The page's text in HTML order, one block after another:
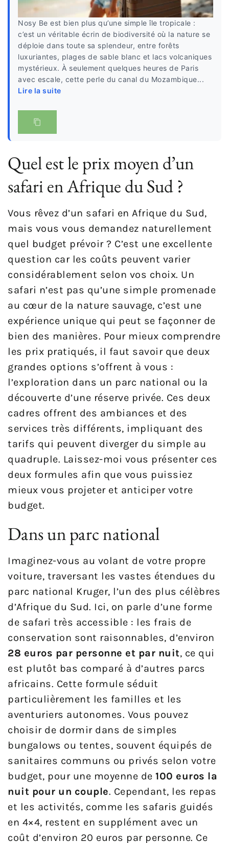
Nosy Be est bien plus qu’une simple île tropicale :
c’est un véritable écrin de biodiversité où la nature se
déploie dans toute sa splendeur, entre forêts
luxuriantes, plages de sable blanc et lacs volcaniques
mystérieux. À seulement quelques heures de Paris
avec escale, cette perle du canal du Mozambique...
Lire la suite
Quel est le prix moyen d’un
safari en Afrique du Sud ?
Vous rêvez d’un safari en Afrique du Sud,
mais vous vous demandez naturellement
quel budget prévoir ? C’est une excellente
question car les coûts peuvent varier
considérablement selon vos choix. Un
safari n’est pas qu’une simple promenade
au cœur de la nature sauvage, c’est une
expérience unique qui peut se façonner de
bien des manières. Pour mieux comprendre
les prix pratiqués, il faut savoir que deux
grandes options s’offrent à vous :
l’exploration dans un parc national ou la
découverte d’une réserve privée. Ces deux
cadres offrent des ambiances et des
services très différents, impliquant des
tarifs qui peuvent diverger du simple au
quadruple. Laissez-moi vous présenter ces
deux formules afin que vous puissiez
mieux vous projeter et anticiper votre
budget.
Dans un parc national
Imaginez-vous au volant de votre propre
voiture, traversant les vastes étendues du
parc national Kruger, l’un des plus célèbres
d’Afrique du Sud. Ici, on parle d’une forme
de safari très accessible : les frais de
conservation sont raisonnables, d’environ
28 euros par personne et par nuit, ce qui
est plutôt bas comparé à d’autres parcs
africains. Cette formule séduit
particulièrement les familles et les
aventuriers autonomes. Vous pouvez
choisir de dormir dans de simples
bungalows ou tentes, souvent équipés de
sanitaires communs ou privés selon votre
budget, pour une moyenne de 100 euros la
nuit pour un couple. Cependant, les repas
et les activités, comme les safaris guidés
en 4×4, restent en supplément avec un
coût d’environ 20 euros par personne. Ce